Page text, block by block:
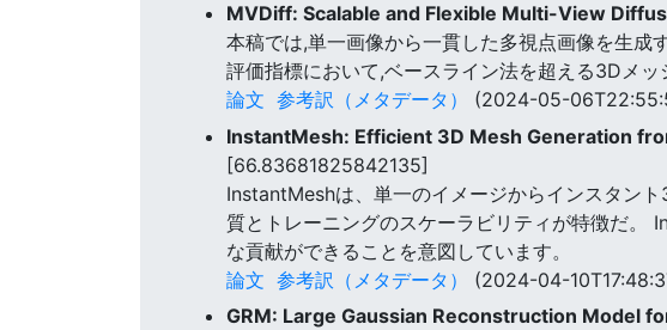
MVDiff: Scalable and Flexible Multi-View
本稿では,単一画像から一貫した多視点画像を生成
評価指標において,ベースライン法を超える3Dメッ
論文 参考訳（メタデータ）
(2024-05-
InstantMesh: Efficient 3D Mesh Generation
[66.83681825842135]
InstantMeshは、単一のイメージからインスタン
質とトレーニングのスケーラビリティが特徴だ。
な貢献ができることを意図しています。
論文 参考訳（メタデータ）
(2024-04-
GRM: Large Gaussian Reconstruction Model